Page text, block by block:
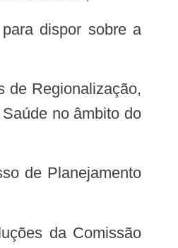
no âmbito do